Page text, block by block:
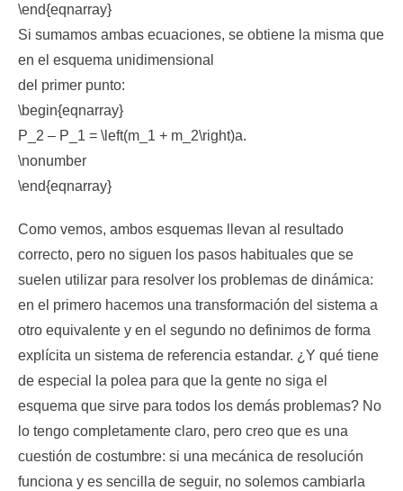
\end{eqnarray}
Si sumamos ambas ecuaciones, se obtiene la misma que
en el esquema unidimensional
del primer punto:
\begin{eqnarray}
P_2 – P_1 = \left(m_1 + m_2\right)a.
\nonumber
\end{eqnarray}
Como vemos, ambos esquemas llevan al resultado
correcto, pero no siguen los pasos habituales que se
suelen utilizar para resolver los problemas de dinámica:
en el primero hacemos una transformación del sistema a
otro equivalente y en el segundo no definimos de forma
explícita un sistema de referencia estandar. ¿Y qué tiene
de especial la polea para que la gente no siga el
esquema que sirve para todos los demás problemas? No
lo tengo completamente claro, pero creo que es una
cuestión de costumbre: si una mecánica de resolución
funciona y es sencilla de seguir, no solemos cambiarla